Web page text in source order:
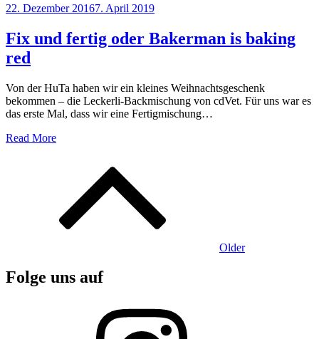
Posted
22. Dezember 20167. April 2019
Fix und fertig oder Bakerman is baking
red
Von der HuTa haben wir ein kleines Weihnachtsgeschenk
bekommen – die Leckerli-Backmischung von cdVet. Für uns war es
das erste Mal, dass wir eine Fertigmischung…
Read More
Older
Folge uns auf